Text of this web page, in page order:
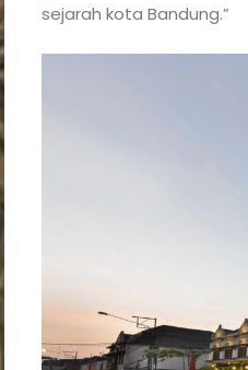
Posts
People
sejarah kota Bandung.”